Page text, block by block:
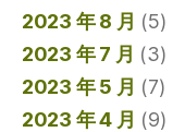
2023 年 8 月 (5)
2023 年 7 月 (3)
2023 年 5 月 (7)
2023 年 4 月 (9)